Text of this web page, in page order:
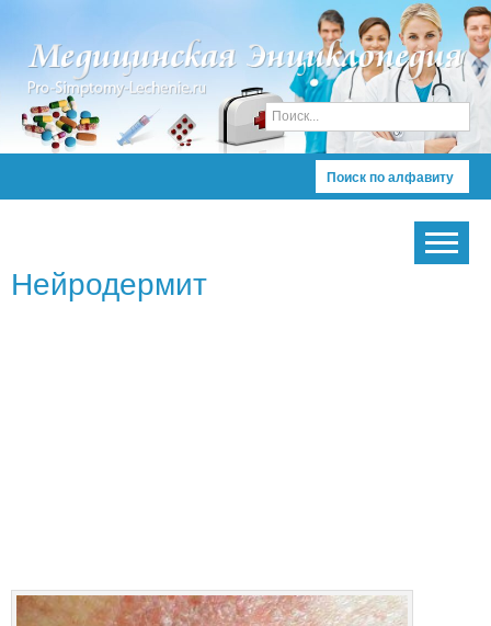
Поиск по алфавиту
Нейродермит